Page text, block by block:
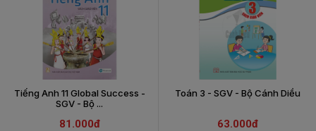
Tiếng Anh 11 Global Success -
SGV - Bộ ...
81.000đ
Toán 3 - SGV - Bộ Cánh Diều
63.000đ